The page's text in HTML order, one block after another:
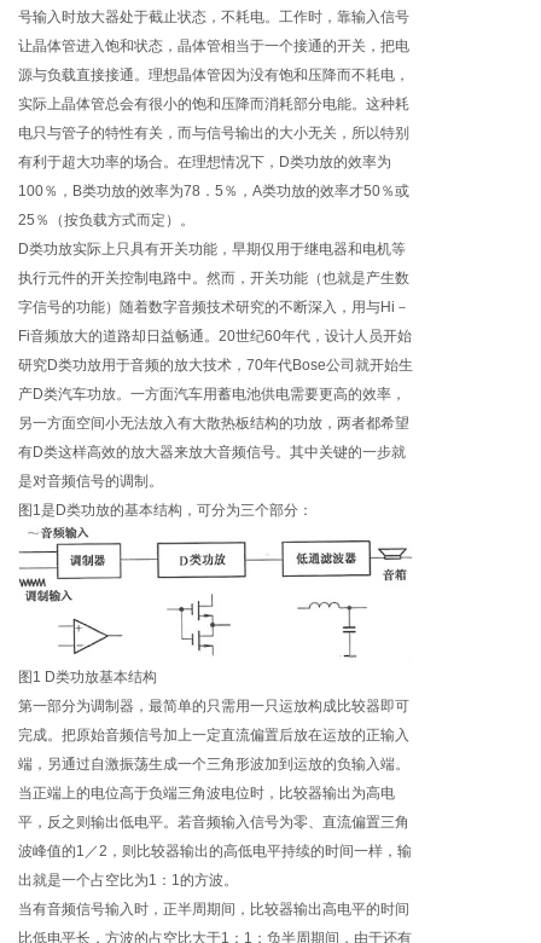
号输入时放大器处于截止状态，不耗电。工作时，靠输入信号
让晶体管进入饱和状态，晶体管相当于一个接通的开关，把电
源与负载直接接通。理想晶体管因为没有饱和压降而不耗电，
实际上晶体管总会有很小的饱和压降而消耗部分电能。这种耗
电只与管子的特性有关，而与信号输出的大小无关，所以特别
有利于超大功率的场合。在理想情况下，D类功放的效率为
100％，B类功放的效率为78．5％，A类功放的效率才50％或
25％（按负载方式而定）。
D类功放实际上只具有开关功能，早期仅用于继电器和电机等
执行元件的开关控制电路中。然而，开关功能（也就是产生数
字信号的功能）随着数字音频技术研究的不断深入，用与Hi－
Fi音频放大的道路却日益畅通。20世纪60年代，设计人员开始
研究D类功放用于音频的放大技术，70年代Bose公司就开始生
产D类汽车功放。一方面汽车用蓄电池供电需要更高的效率，
另一方面空间小无法放入有大散热板结构的功放，两者都希望
有D类这样高效的放大器来放大音频信号。其中关键的一步就
是对音频信号的调制。
图1是D类功放的基本结构，可分为三个部分：
图1 D类功放基本结构
第一部分为调制器，最简单的只需用一只运放构成比较器即可
完成。把原始音频信号加上一定直流偏置后放在运放的正输入
端，另通过自激振荡生成一个三角形波加到运放的负输入端。
当正端上的电位高于负端三角波电位时，比较器输出为高电
平，反之则输出低电平。若音频输入信号为零、直流偏置三角
波峰值的1／2，则比较器输出的高低电平持续的时间一样，输
出就是一个占空比为1：1的方波。
当有音频信号输入时，正半周期间，比较器输出高电平的时间
比低电平长，方波的占空比大于1：1；负半周期间，由于还有